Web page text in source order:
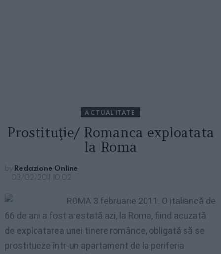
ACTUALITATE
Prostituţie/ Romanca exploatata
la Roma
by Redazione Online
03/02/2011, 10:02
ROMA 3 februarie 2011. O italiancă de
66 de ani a fost arestată azi, la Roma, fiind acuzată
de exploatarea unei tinere românce, obligată să se
prostitueze într-un apartament de la periferia